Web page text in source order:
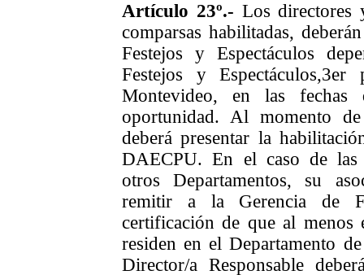
Artículo 23º.- Los directores
comparsas habilitadas,
Festejos y Espectáculos
Festejos y Espectáculos,3er
Montevideo, en las
oportunidad. Al momento
deberá presentar la
DAECPU. En el caso de las
otros Departamentos, su
remitir a la Gerencia de
certificación de que al menos
residen en el Departamento
Director/a Responsable